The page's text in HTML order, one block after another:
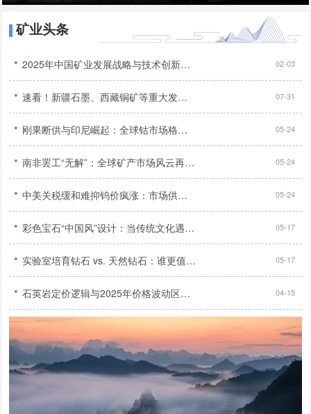
矿业头条
· 2025年中国矿业发展战略与技术创新深度研究报告... 02-03
· 速看！新疆石墨、西藏铜矿等重大发现，我国找矿突破添新绩... 07-31
· 刚果断供与印尼崛起：全球钴市场格局重塑及中国企业应对策略... 05-24
· 南非罢工“无解”：全球矿产市场风云再起，铬矿短缺引发多行业危机与抢购潮... 05-24
· 中美关税缓和难抑钨价疯涨：市场供需失衡与产业格局重塑... 05-24
· 彩色宝石“中国风”设计：当传统文化遇上现代珠宝... 05-17
· 实验室培育钻石 vs. 天然钻石：谁更值得买？... 05-17
· 石英岩定价逻辑与2025年价格波动区间预测... 04-15